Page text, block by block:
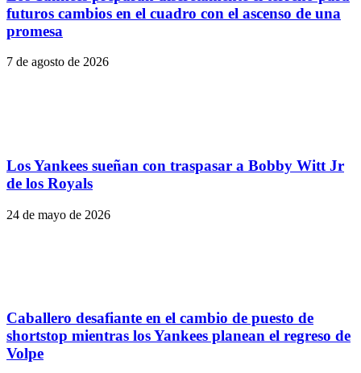
futuros cambios en el cuadro con el ascenso de una
promesa
7 de agosto de 2026
Los Yankees sueñan con traspasar a Bobby Witt Jr
de los Royals
24 de mayo de 2026
Caballero desafiante en el cambio de puesto de
shortstop mientras los Yankees planean el regreso de
Volpe